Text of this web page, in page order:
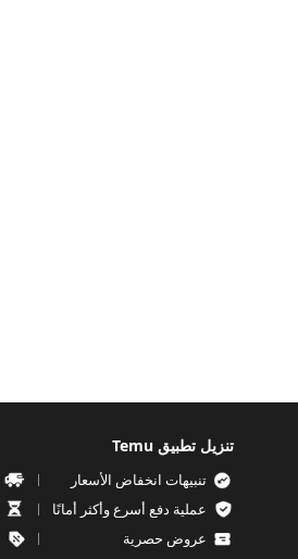
تنزيل تطبيق Temu
تنبيهات انخفاض الأسعار
عملية دفع أسرع وأكثر أمانًا
عروض حصرية